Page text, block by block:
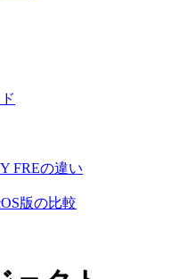
FREの違い
版の比較